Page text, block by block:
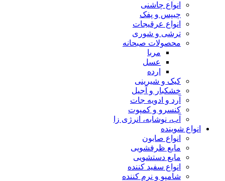
انواع چاشنی
چیپس و پفک
انواع عرقیجات
ترشی و شوری
محصولات صبحانه
مربا
عسل
ارده
کیک و شیرینی
خشکبار و آجیل
آرد و ادویه جات
کنسرو و کمپوت
آب، نوشابه، انرژی زا
انواع شوینده
انواع صابون
مایع ظرفشویی
مایع دستشویی
انواع سفید کننده
شامپو و نرم کننده